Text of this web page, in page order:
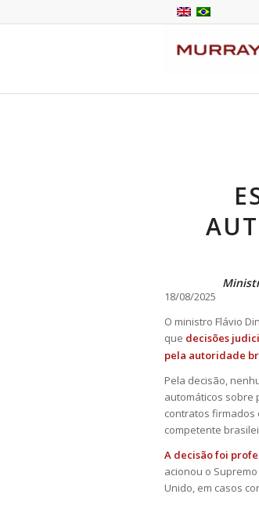
18/08/2025
O ministro Flávio
que decisões
pela autoridade
Pela decisão,
automáticos sobre
contratos firmados
competente
A decisão foi
acionou o
Unido, em casos